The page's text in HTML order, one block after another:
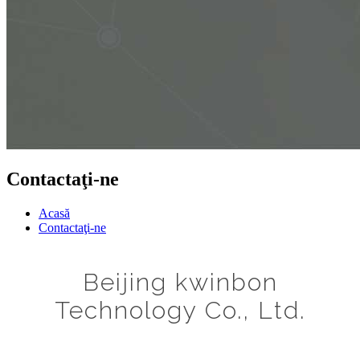
Contactaţi-ne
Acasă
Contactaţi-ne
Beijing kwinbon
Technology Co., Ltd.